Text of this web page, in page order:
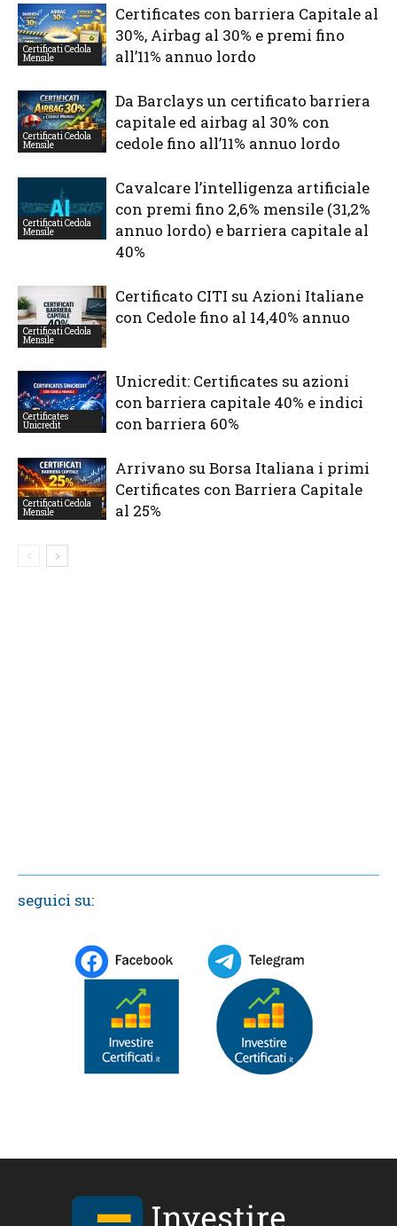
Certificati Cedola
Mensile
Certificates con barriera Capitale al
30%, Airbag al 30% e premi fino
all’11% annuo lordo
Certificati Cedola
Mensile
Da Barclays un certificato barriera
capitale ed airbag al 30% con
cedole fino all’11% annuo lordo
Certificati Cedola
Mensile
Cavalcare l’intelligenza artificiale
con premi fino 2,6% mensile (31,2%
annuo lordo) e barriera capitale al
40%
Certificati Cedola
Mensile
Certificato CITI su Azioni Italiane
con Cedole fino al 14,40% annuo
Certificates
Unicredit
Unicredit: Certificates su azioni
con barriera capitale 40% e indici
con barriera 60%
Certificati Cedola
Mensile
Arrivano su Borsa Italiana i primi
Certificates con Barriera Capitale
al 25%
seguici su: